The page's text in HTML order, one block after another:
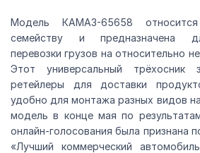
Модель КАМАЗ-65658
семейству и предназначена
перевозки грузов на относительно
Этот универсальный трёхосник
ретейлеры для доставки
удобно для монтажа разных видов
модель в конце мая по
онлайн-голосования была признана
«Лучший коммерческий